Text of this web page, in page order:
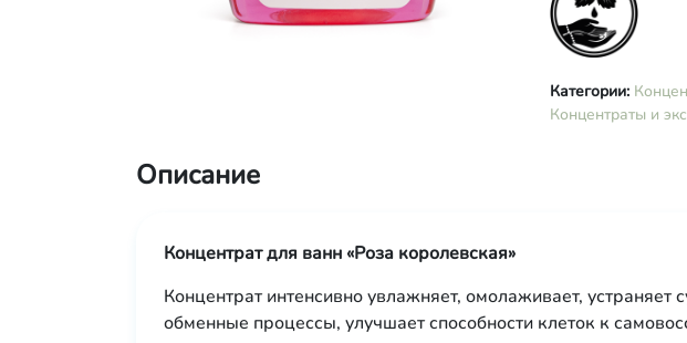
Категории:
Концентраты и
Описание
Концентрат для ванн «Роза королевская»
Концентрат интенсивно увлажняет, омолаживает, устраняет
обменные процессы, улучшает способности клеток к